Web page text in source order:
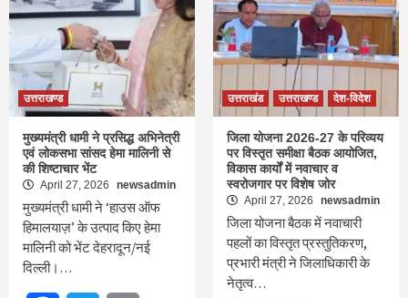
उत्तराखण्ड
मुख्यमंत्री धामी ने प्रसिद्ध अभिनेत्री
एवं लोकसभा सांसद हेमा मालिनी से
की शिष्टाचार भेंट
April 27, 2026 newsadmin
मुख्यमंत्री धामी ने ‘हाउस ऑफ
हिमालयाज़’ के उत्पाद किए हेमा
मालिनी को भेंट देहरादून/नई
दिल्ली।…
उत्तराखंड उत्तराखण्ड देश-विदेश
जिला योजना 2026-27 के परिव्यय
पर विस्तृत समीक्षा बैठक आयोजित,
विकास कार्यों में नवाचार व
स्वरोजगार पर विशेष जोर
April 27, 2026 newsadmin
जिला योजना बैठक में नवाचारी
पहलों का विस्तृत प्रस्तुतिकरण,
प्रभारी मंत्री ने जिलाधिकारी के
नेतृत्व…